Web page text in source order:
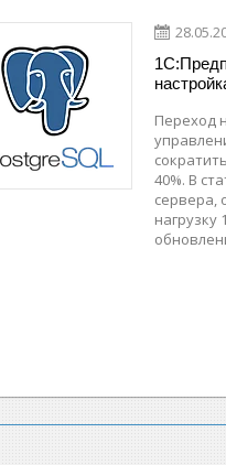
Переход
40%. В
сервера,
нагрузку